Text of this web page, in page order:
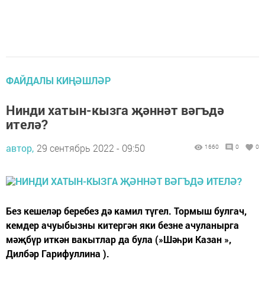
ФАЙДАЛЫ КИҢӘШЛӘР
Нинди хатын-кызга җәннәт вәгъдә
ителә?
автор, 29 сентябрь 2022 - 09:50 1660 0 0
Без кешеләр беребез дә камил түгел. Тормыш булгач,
кемдер ачуыбызны китергән яки безне ачуланырга
мәҗбүр иткән вакытлар да була (»Шәһри Казан »,
Дилбәр Гарифуллина ).